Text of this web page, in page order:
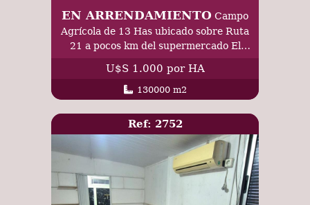
EN ARRENDAMIENTO Campo
Agrícola de 13 Has ubicado sobre Ruta
21 a pocos km del supermercado El
U$S 1.000 por HA
130000 m2
Ref: 2752